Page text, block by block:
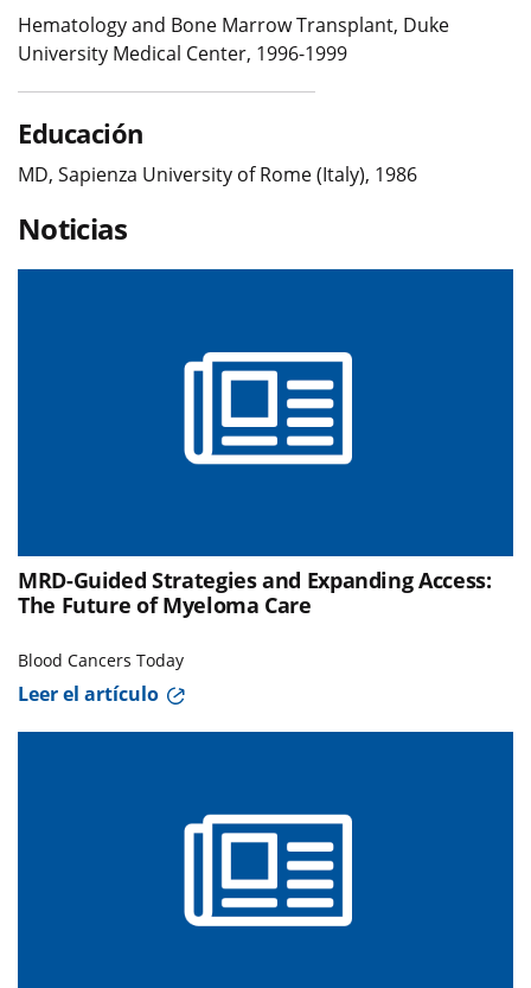
Hematology and Bone Marrow Transplant, Duke
University Medical Center, 1996-1999
Educación
MD, Sapienza University of Rome (Italy), 1986
Noticias
MRD-Guided Strategies and Expanding Access:
The Future of Myeloma Care
Blood Cancers Today
Leer el artículo